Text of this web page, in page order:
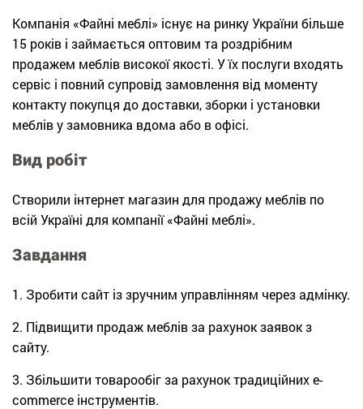
Компанія «Файні меблі» існує на ринку України більше
15 років і займається оптовим та роздрібним
продажем меблів високої якості. У їх послуги входять
сервіс і повний супровід замовлення від моменту
контакту покупця до доставки, зборки і установки
меблів у замовника вдома або в офісі.
Вид робіт
Створили інтернет магазин для продажу меблів по
всій Україні для компанії «Файні меблі».
Завдання
1. Зробити сайт із зручним управлінням через адмінку.
2. Підвищити продаж меблів за рахунок заявок з
сайту.
3. Збільшити товарообіг за рахунок традиційних e-
commerce інструментів.